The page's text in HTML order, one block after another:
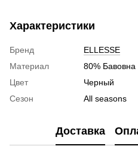
Характеристики
Бренд
ELLESSE
Материал
80% Бавовна
Цвет
Черный
Сезон
All seasons
Доставка